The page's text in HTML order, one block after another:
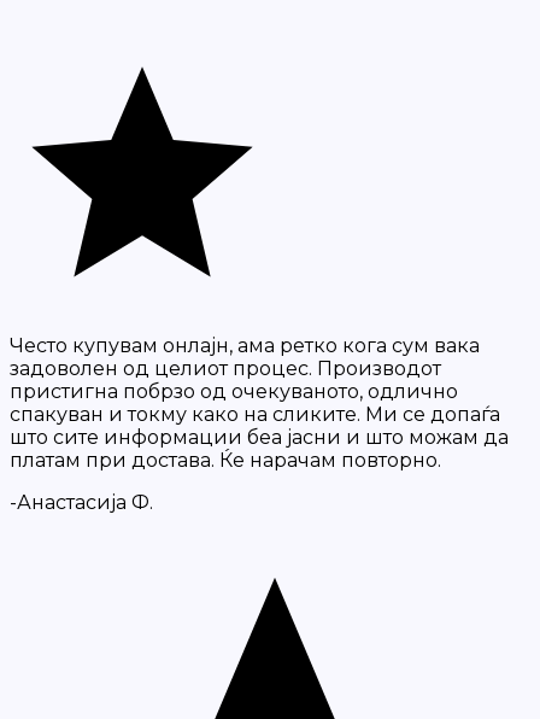
Често купувам онлајн, ама ретко кога сум вака
задоволен од целиот процес. Производот
пристигна побрзо од очекуваното, одлично
спакуван и токму како на сликите. Ми се допаѓа
што сите информации беа јасни и што можам да
платам при достава. Ќе нарачам повторно.
-Анастасија Ф.